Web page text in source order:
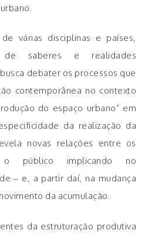
várias disciplinas e países,
de saberes e realidades
debater os processos que
contemporânea no contexto
do espaço urbano” em
da realização da
novas relações entre os
público implicando no
– e, a partir daí, na mudança
da acumulação.
da estruturação produtiva